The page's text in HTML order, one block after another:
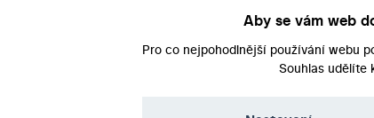
Aukční vyhláška - movitýAby se vám web
Pro co nejpohodlnější používání webu
Souhlas udělíte